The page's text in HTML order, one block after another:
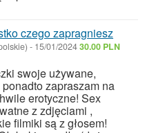
czego zapragniesz
- 15/01/202430.00 PLN
swoje używane,
zapraszam na
erotyczne! Sex
z zdjęciami ,
filmiki są z głosem!